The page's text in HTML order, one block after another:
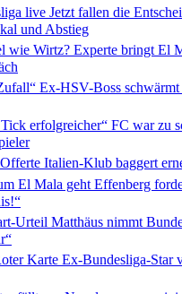
live Jetzt fallen die
und Abstieg
wie Wirtz? Experte bringt El
Ex-HSV-Boss
erfolgreicher“ FC war zu
Italien-Klub baggert
El Mala geht Effenberg
Urteil Matthäus nimmt
Karte Ex-Bundesliga-Star